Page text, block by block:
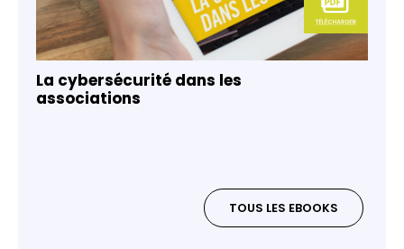
La cybersécurité dans les
associations
TOUS LES EBOOKS